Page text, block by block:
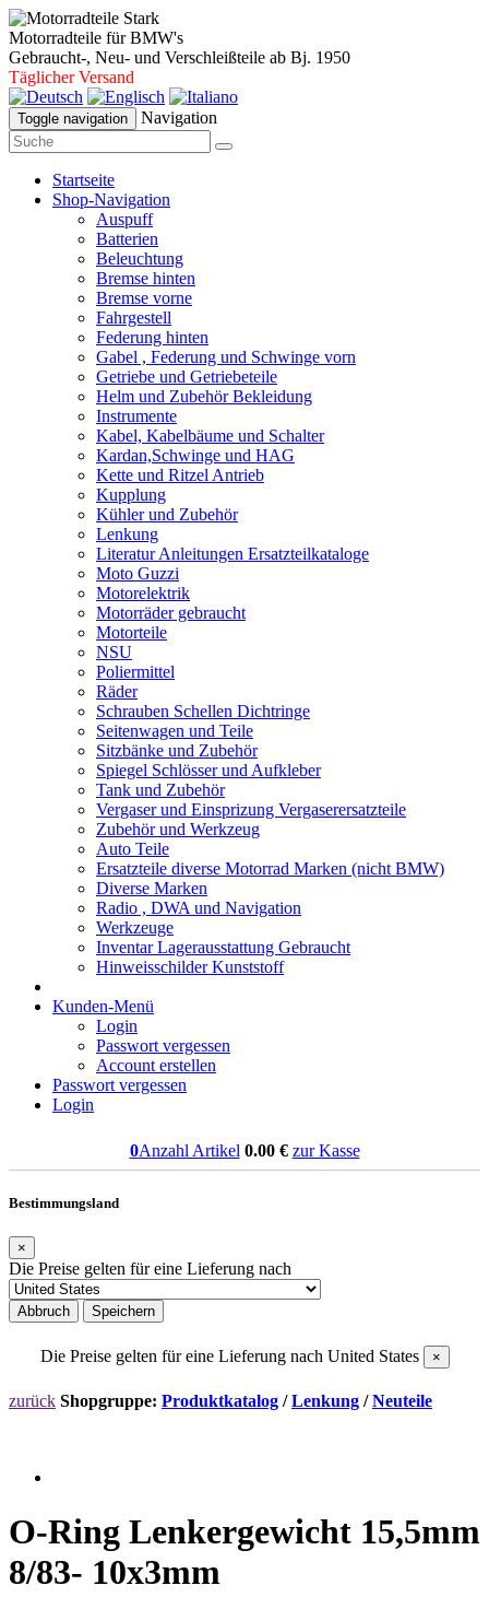
Motorradteile für BMW's
Gebraucht-, Neu- und Verschleißteile ab Bj. 1950
Täglicher Versand
Toggle navigation Navigation
Startseite
Shop-Navigation
Auspuff
Batterien
Beleuchtung
Bremse hinten
Bremse vorne
Fahrgestell
Federung hinten
Gabel , Federung und Schwinge vorn
Getriebe und Getriebeteile
Helm und Zubehör Bekleidung
Instrumente
Kabel, Kabelbäume und Schalter
Kardan,Schwinge und HAG
Kette und Ritzel Antrieb
Kupplung
Kühler und Zubehör
Lenkung
Literatur Anleitungen Ersatzteilkataloge
Moto Guzzi
Motorelektrik
Motorräder gebraucht
Motorteile
NSU
Poliermittel
Räder
Schrauben Schellen Dichtringe
Seitenwagen und Teile
Sitzbänke und Zubehör
Spiegel Schlösser und Aufkleber
Tank und Zubehör
Vergaser und Einsprizung Vergaserersatzteile
Zubehör und Werkzeug
Auto Teile
Ersatzteile diverse Motorrad Marken (nicht BMW)
Diverse Marken
Radio , DWA und Navigation
Werkzeuge
Inventar Lagerausstattung Gebraucht
Hinweisschilder Kunststoff
Kunden-Menü
Login
Passwort vergessen
Account erstellen
Passwort vergessen
Login
0Anzahl Artikel 0.00€ zur Kasse
Bestimmungsland
×
Die Preise gelten für eine Lieferung nach
Abbruch Speichern
Die Preise gelten für eine Lieferung nach United States ×
zurück Shopgruppe: Produktkatalog /Lenkung /Neuteile
O-Ring Lenkergewicht 15,5mm
8/83- 10x3mm